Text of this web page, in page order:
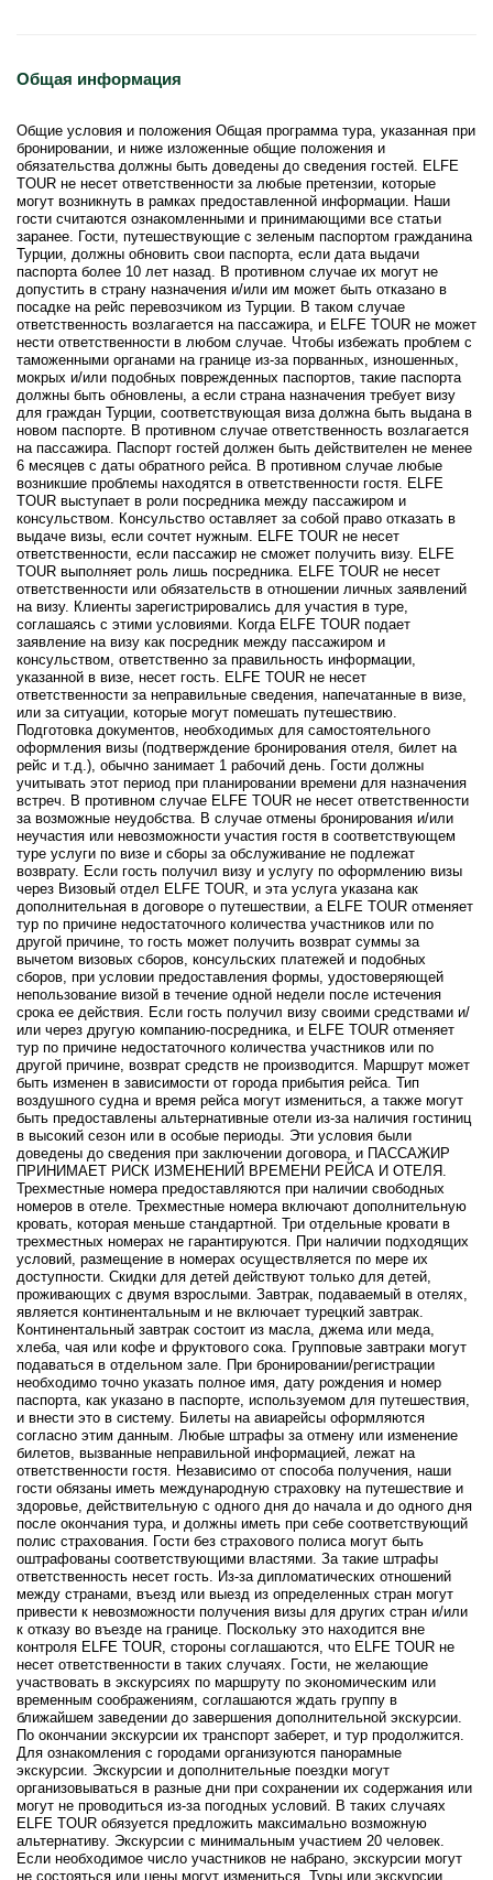
Общая информация
Общие условия и положения Общая программа тура, указанная при
бронировании, и ниже изложенные общие положения и
обязательства должны быть доведены до сведения гостей. ELFE
TOUR не несет ответственности за любые претензии, которые
могут возникнуть в рамках предоставленной информации. Наши
гости считаются ознакомленными и принимающими все статьи
заранее. Гости, путешествующие с зеленым паспортом гражданина
Турции, должны обновить свои паспорта, если дата выдачи
паспорта более 10 лет назад. В противном случае их могут не
допустить в страну назначения и/или им может быть отказано в
посадке на рейс перевозчиком из Турции. В таком случае
ответственность возлагается на пассажира, и ELFE TOUR не может
нести ответственности в любом случае. Чтобы избежать проблем с
таможенными органами на границе из-за порванных, изношенных,
мокрых и/или подобных поврежденных паспортов, такие паспорта
должны быть обновлены, а если страна назначения требует визу
для граждан Турции, соответствующая виза должна быть выдана в
новом паспорте. В противном случае ответственность возлагается
на пассажира. Паспорт гостей должен быть действителен не менее
6 месяцев с даты обратного рейса. В противном случае любые
возникшие проблемы находятся в ответственности гостя. ELFE
TOUR выступает в роли посредника между пассажиром и
консульством. Консульство оставляет за собой право отказать в
выдаче визы, если сочтет нужным. ELFE TOUR не несет
ответственности, если пассажир не сможет получить визу. ELFE
TOUR выполняет роль лишь посредника. ELFE TOUR не несет
ответственности или обязательств в отношении личных заявлений
на визу. Клиенты зарегистрировались для участия в туре,
соглашаясь с этими условиями. Когда ELFE TOUR подает
заявление на визу как посредник между пассажиром и
консульством, ответственно за правильность информации,
указанной в визе, несет гость. ELFE TOUR не несет
ответственности за неправильные сведения, напечатанные в визе,
или за ситуации, которые могут помешать путешествию.
Подготовка документов, необходимых для самостоятельного
оформления визы (подтверждение бронирования отеля, билет на
рейс и т.д.), обычно занимает 1 рабочий день. Гости должны
учитывать этот период при планировании времени для назначения
встреч. В противном случае ELFE TOUR не несет ответственности
за возможные неудобства. В случае отмены бронирования и/или
неучастия или невозможности участия гостя в соответствующем
туре услуги по визе и сборы за обслуживание не подлежат
возврату. Если гость получил визу и услугу по оформлению визы
через Визовый отдел ELFE TOUR, и эта услуга указана как
дополнительная в договоре о путешествии, а ELFE TOUR отменяет
тур по причине недостаточного количества участников или по
другой причине, то гость может получить возврат суммы за
вычетом визовых сборов, консульских платежей и подобных
сборов, при условии предоставления формы, удостоверяющей
непользование визой в течение одной недели после истечения
срока ее действия. Если гость получил визу своими средствами и/
или через другую компанию-посредника, и ELFE TOUR отменяет
тур по причине недостаточного количества участников или по
другой причине, возврат средств не производится. Маршрут может
быть изменен в зависимости от города прибытия рейса. Тип
воздушного судна и время рейса могут измениться, а также могут
быть предоставлены альтернативные отели из-за наличия гостиниц
в высокий сезон или в особые периоды. Эти условия были
доведены до сведения при заключении договора, и ПАССАЖИР
ПРИНИМАЕТ РИСК ИЗМЕНЕНИЙ ВРЕМЕНИ РЕЙСА И ОТЕЛЯ.
Трехместные номера предоставляются при наличии свободных
номеров в отеле. Трехместные номера включают дополнительную
кровать, которая меньше стандартной. Три отдельные кровати в
трехместных номерах не гарантируются. При наличии подходящих
условий, размещение в номерах осуществляется по мере их
доступности. Скидки для детей действуют только для детей,
проживающих с двумя взрослыми. Завтрак, подаваемый в отелях,
является континентальным и не включает турецкий завтрак.
Континентальный завтрак состоит из масла, джема или меда,
хлеба, чая или кофе и фруктового сока. Групповые завтраки могут
подаваться в отдельном зале. При бронировании/регистрации
необходимо точно указать полное имя, дату рождения и номер
паспорта, как указано в паспорте, используемом для путешествия,
и внести это в систему. Билеты на авиарейсы оформляются
согласно этим данным. Любые штрафы за отмену или изменение
билетов, вызванные неправильной информацией, лежат на
ответственности гостя. Независимо от способа получения, наши
гости обязаны иметь международную страховку на путешествие и
здоровье, действительную с одного дня до начала и до одного дня
после окончания тура, и должны иметь при себе соответствующий
полис страхования. Гости без страхового полиса могут быть
оштрафованы соответствующими властями. За такие штрафы
ответственность несет гость. Из-за дипломатических отношений
между странами, въезд или выезд из определенных стран могут
привести к невозможности получения визы для других стран и/или
к отказу во въезде на границе. Поскольку это находится вне
контроля ELFE TOUR, стороны соглашаются, что ELFE TOUR не
несет ответственности в таких случаях. Гости, не желающие
участвовать в экскурсиях по маршруту по экономическим или
временным соображениям, соглашаются ждать группу в
ближайшем заведении до завершения дополнительной экскурсии.
По окончании экскурсии их транспорт заберет, и тур продолжится.
Для ознакомления с городами организуются панорамные
экскурсии. Экскурсии и дополнительные поездки могут
организовываться в разные дни при сохранении их содержания или
могут не проводиться из-за погодных условий. В таких случаях
ELFE TOUR обязуется предложить максимально возможную
альтернативу. Экскурсии с минимальным участием 20 человек.
Если необходимое число участников не набрано, экскурсии могут
не состояться или цены могут измениться. Туры или экскурсии,